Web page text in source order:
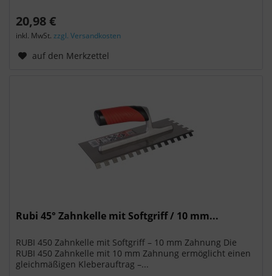
20,98 €
inkl. MwSt.zzgl. Versandkosten
auf den Merkzettel
Rubi 45° Zahnkelle mit Softgriff / 10 mm...
RUBI 450 Zahnkelle mit Softgriff – 10 mm Zahnung Die
RUBI 450 Zahnkelle mit 10 mm Zahnung ermöglicht einen
gleichmäßigen Kleberauftrag –...